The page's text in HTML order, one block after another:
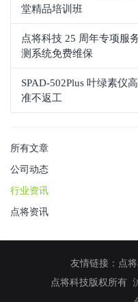
堂精品培训班
点将科技 25 周年专项服
测系统免费维保
SPAD‑502Plus 叶绿素仪
准不返工
所有文章
公司动态
行业资讯
点将资讯
友情链接： 点
点将科技版权所有